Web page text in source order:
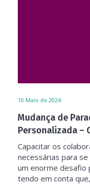
10 Maio de 2024
Mudança de
Personalizada –
Capacitar os
necessárias para
um enorme desafio
tendo em conta